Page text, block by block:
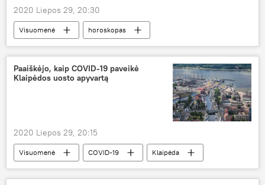
2020 Liepos 29, 20:30
Visuomenė horoskopas
Paaiškėjo, kaip COVID-19 paveikė
Klaipėdos uosto apyvartą
2020 Liepos 29, 20:15
Visuomenė COVID-19
Klaipėda
Klaipėdos uostas